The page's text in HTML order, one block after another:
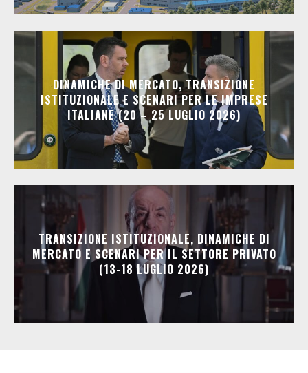
DINAMICHE DI MERCATO, TRANSIZIONE
ISTITUZIONALE E SCENARI PER LE IMPRESE
ITALIANE (20 – 25 LUGLIO 2026)
TRANSIZIONE ISTITUZIONALE, DINAMICHE DI
MERCATO E SCENARI PER IL SETTORE PRIVATO
(13-18 LUGLIO 2026)